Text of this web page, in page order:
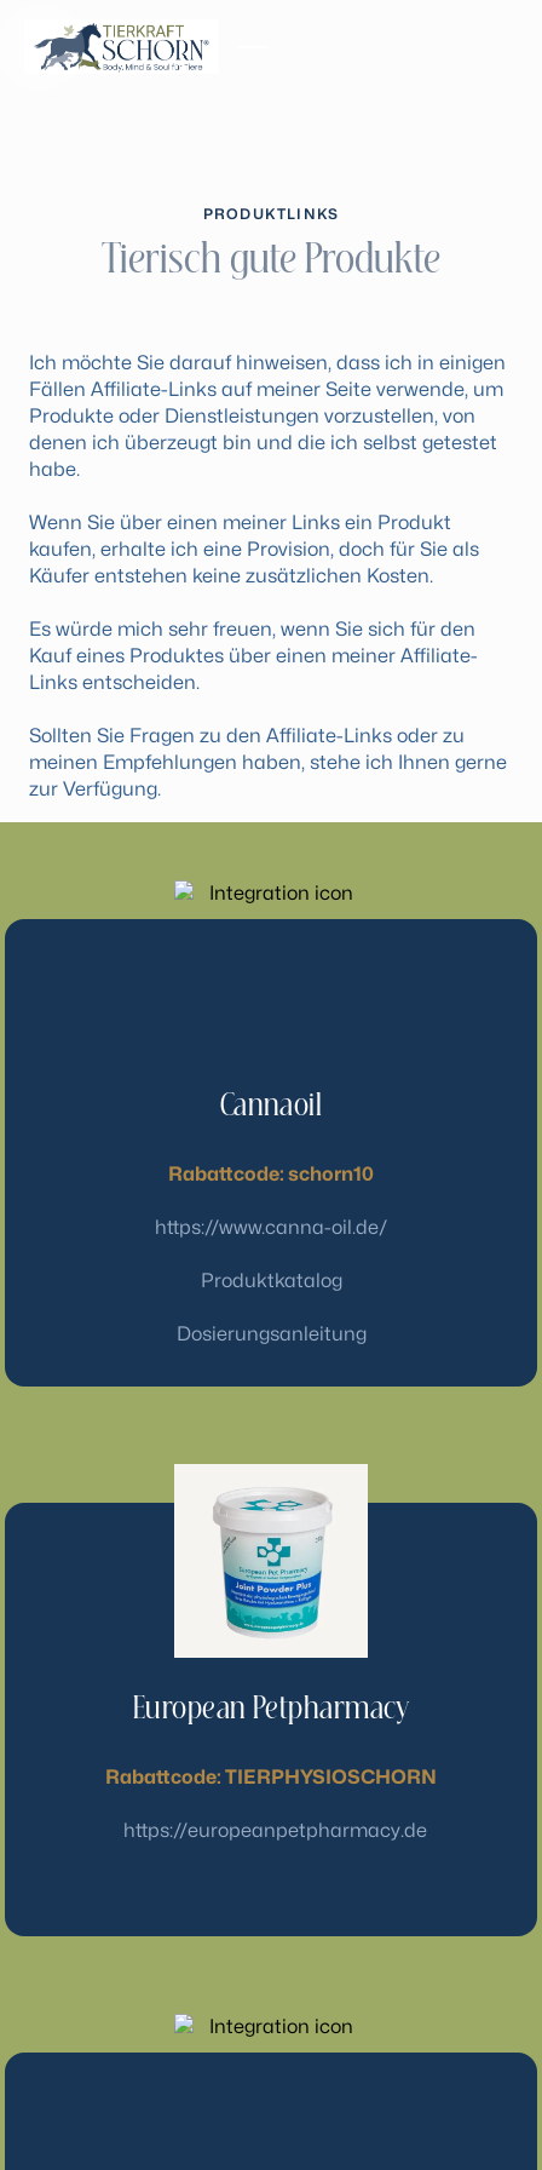
PRODUKTLINKS
Tierisch gute Produkte
Ich möchte Sie darauf hinweisen, dass ich in einigen
Fällen Affiliate-Links auf meiner Seite verwende, um
Produkte oder Dienstleistungen vorzustellen, von
denen ich überzeugt bin und die ich selbst getestet
habe.
Wenn Sie über einen meiner Links ein Produkt
kaufen, erhalte ich eine Provision, doch für Sie als
Käufer entstehen keine zusätzlichen Kosten.
Es würde mich sehr freuen, wenn Sie sich für den
Kauf eines Produktes über einen meiner Affiliate-
Links entscheiden.
Sollten Sie Fragen zu den Affiliate-Links oder zu
meinen Empfehlungen haben, stehe ich Ihnen gerne
zur Verfügung.
Cannaoil
Rabattcode: schorn10
https://www.canna-oil.de/
Produktkatalog
Dosierungsanleitung
European Petpharmacy
Rabattcode: TIERPHYSIOSCHORN
https://europeanpetpharmacy.de